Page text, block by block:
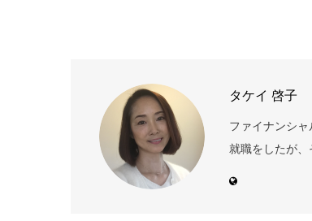
タケイ 啓子
ファイナンシ
就職をしたが